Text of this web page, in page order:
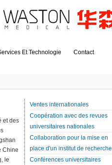
Et Technologie Contact
et des
Chine
le
Ventes internationales
Coopération avec des revues
universitaires nationales
Collaboration pour la mise en
place d'un institut de recherche
Conférences universitaires